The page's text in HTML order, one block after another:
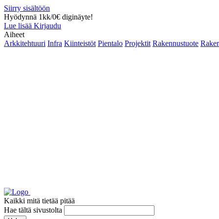
Siirry sisältöön
Hyödynnä 1kk/0€ diginäyte!
Lue lisää Kirjaudu
Aiheet
Arkkitehtuuri Infra Kiinteistöt Pientalo Projektit Rakennustuote
Kaikki mitä tietää pitää
Hae tältä sivustolta